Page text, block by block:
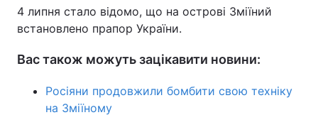
4 липня стало відомо, що на острові Зміїний
встановлено прапор України.
Вас також можуть зацікавити новини:
Росіяни продовжили бомбити свою техніку
на Зміїному